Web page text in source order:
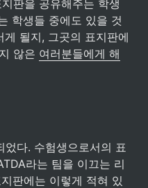
판을 공유해주는 학생
학생들 중에도 있을 것
될지, 그곳의 표지판에
않은 여러분들에게 해
다. 수험생으로서의 표
라는 팀을 이끄는 리
판에는 이렇게 적혀 있